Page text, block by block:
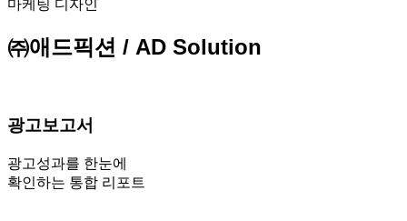
마케팅 디자인
㈜애드픽션 / AD Solution
광고보고서
광고성과를 한눈에
확인하는 통합 리포트